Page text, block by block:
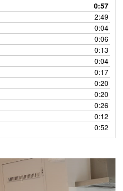
0:57
2:49
0:04
0:06
0:13
0:04
0:17
0:20
0:20
0:26
0:12
0:52